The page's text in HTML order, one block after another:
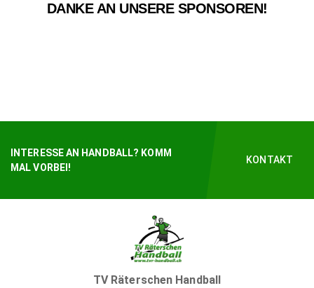
DANKE AN UNSERE SPONSOREN!
INTERESSE AN HANDBALL? KOMM
MAL VORBEI!
KONTAKT
TV Räterschen Handball